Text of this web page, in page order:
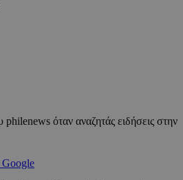
όταν αναζητάς ειδήσεις στην